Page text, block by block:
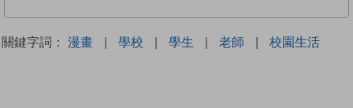
關鍵字詞： 漫畫 | 學校 | 學生 | 老師 | 校園生活